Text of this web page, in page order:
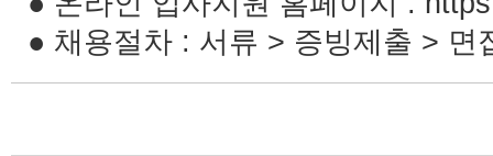
● 채용절차 : 서류 > 증빙제출 > 면